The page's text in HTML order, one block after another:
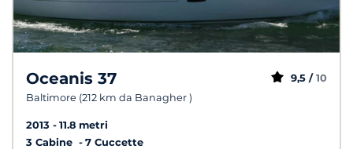
Oceanis 37
Baltimore (212 km da Banagher )
9,5 / 10
2013
11.8 metri
3 Cabine
7 Cuccette